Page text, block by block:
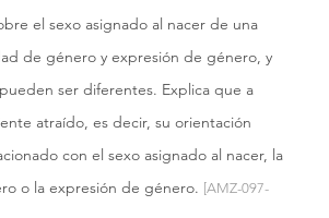
el sexo asignado al nacer de una
de género y expresión de género, y
ser diferentes. Explica que a
atraído, es decir, su orientación
con el sexo asignado al nacer, la
o la expresión de género. [AMZ-097-